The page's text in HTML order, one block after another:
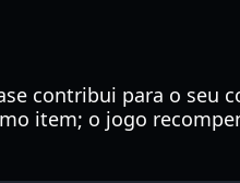
contribui para o seu
item; o jogo